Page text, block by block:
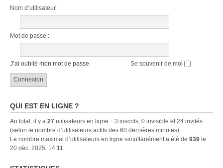
Nom d’utilisateur :
Mot de passe :
J’ai oublié mon mot de passe Se souvenir de moi
QUI EST EN LIGNE ?
Au total, il y a 27 utilisateurs en ligne :: 3 inscrits, 0 invisible et 24 invités
(selon le nombre d’utilisateurs actifs des 60 dernières minutes)
Le nombre maximal d’utilisateurs en ligne simultanément a été de 939 le
20 déc. 2025, 14:11